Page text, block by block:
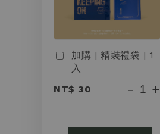
加購 | 精裝禮袋 | 1
入
NT$ 30
- +